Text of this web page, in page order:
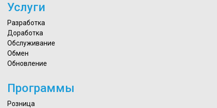
Услуги
Разработка
Доработка
Обслуживание
Обмен
Обновление
Программы
Розница